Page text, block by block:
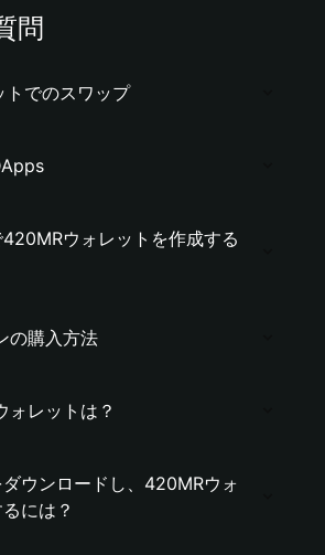
問
トでのスワップ
ウォレットを作成する
の購入方法
ォレットは？
ウンロードし、420MRウォ
には？